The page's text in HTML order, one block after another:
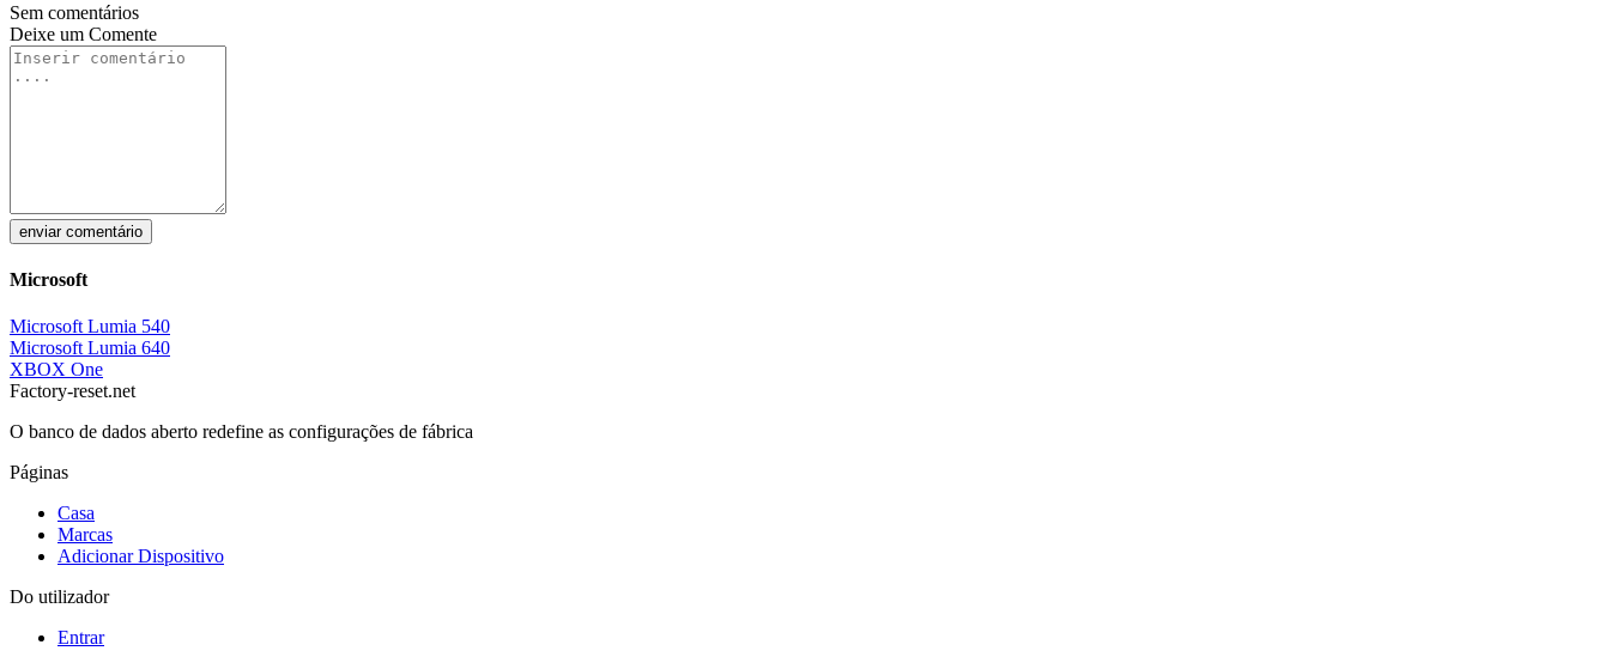
Sem comentários
Deixe um Comente
enviar comentário
Microsoft
Microsoft Lumia 540
Microsoft Lumia 640
XBOX One
Factory-reset.net
O banco de dados aberto redefine as configurações de fábrica
Páginas
Casa
Marcas
Adicionar Dispositivo
Do utilizador
Entrar